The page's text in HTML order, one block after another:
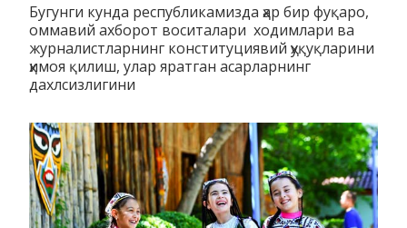
Бугунги кунда республикамизда ҳар бир фуқаро,
оммавий ахборот воситалари ходимлари ва
журналистларнинг конституциявий ҳуқуқларини
ҳимоя қилиш, улар яратган асарларнинг
дахлсизлигини